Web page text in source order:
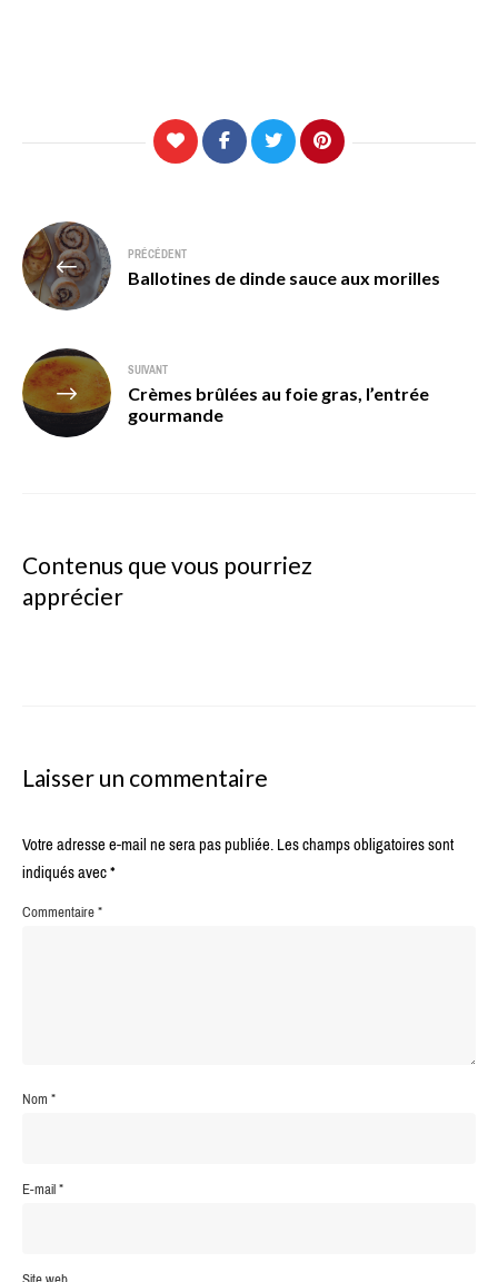
Navigation
de
l’article
PRÉCÉDENT
Ballotines de dinde sauce aux morilles
SUIVANT
Crèmes brûlées au foie gras, l’entrée
gourmande
Contenus que vous pourriez
apprécier
Laisser un commentaire
Votre adresse e-mail ne sera pas publiée.Les champs obligatoires sont
indiqués avec*
Commentaire*
Nom*
E-mail*